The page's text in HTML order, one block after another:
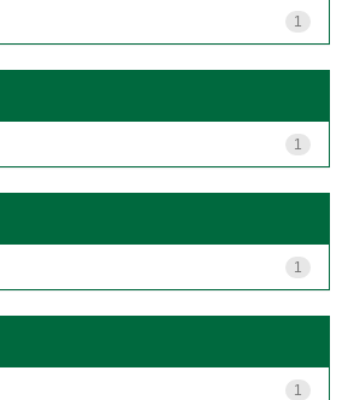
1
1
1
1